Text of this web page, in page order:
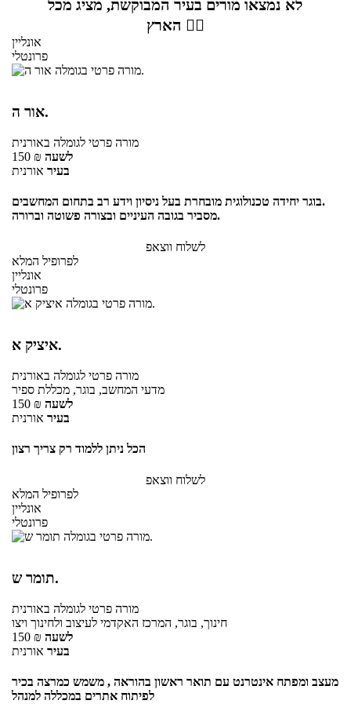
לא נמצאו מורים בעיר המבוקשת, מציג מכל
הארץ 👇🏼
אונליין
פרונטלי
אור ה.
מורה פרטי לגומלה באורנית
150 ₪ לשעה
בעיר אורנית
בוגר יחידה טכנולוגית מובחרת בעל ניסיון וידע רב בתחום המחשבים.
מסביר בגובה העיניים ובצורה פשוטה וברורה.
לשלוח ווצאפ
לפרופיל המלא
אונליין
פרונטלי
איציק א.
מורה פרטי לגומלה באורנית
מדעי המחשב, בוגר, מכללת ספיר
150 ₪ לשעה
בעיר אורנית
הכל ניתן ללמוד רק צריך רצון
לשלוח ווצאפ
לפרופיל המלא
אונליין
פרונטלי
תומר ש.
מורה פרטי לגומלה באורנית
חינוך, בוגר, המרכז האקדמי לעיצוב ולחינוך ויצו
150 ₪ לשעה
בעיר אורנית
מעצב ומפתח אינטרנט עם תואר ראשון בהוראה , משמש כמרצה בכיר
לפיתוח אתרים במכללה למנהל